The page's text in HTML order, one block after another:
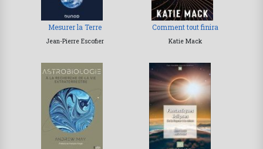
Mesurer la Terre
Jean-Pierre Escofier
Comment tout finira
Katie Mack